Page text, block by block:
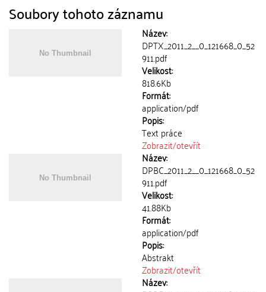
Soubory tohoto záznamu
Název:
DPTX_2011_2__0_121668_0_52
911.pdf
Velikost:
818.6Kb
Formát:
application/pdf
Popis:
Text práce
Zobrazit/otevřít
Název:
DPBC_2011_2__0_121668_0_52
911.pdf
Velikost:
41.88Kb
Formát:
application/pdf
Popis:
Abstrakt
Zobrazit/otevřít
Název: